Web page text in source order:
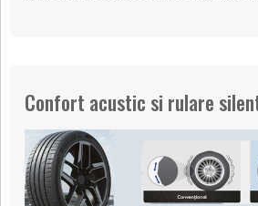
Confort acustic si rulare